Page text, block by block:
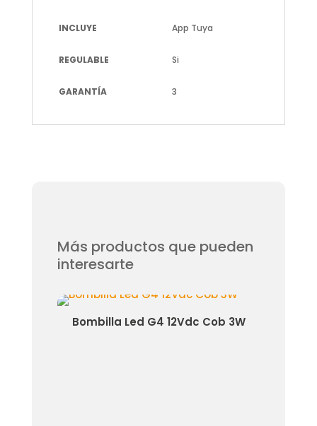
INCLUYE App Tuya
REGULABLE Si
GARANTÍA 3
Más productos que pueden
interesarte
Bombilla Led G4 12Vdc Cob 3W